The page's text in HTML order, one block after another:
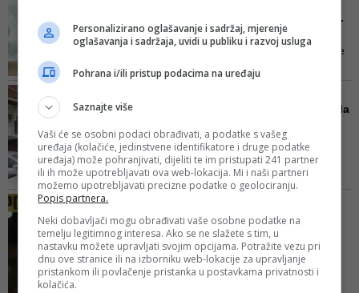
istinu o nesreći koju je i...
- Nećete me ućutkati ko god da
ste. Vi koji ovo radite zajebali ste
se ako mislite da je Srbija samo
25- godišnjakinja poginula
Među teško povrijeđenima je i
petogodišnje dijete, koje je u
teškom stanju
Na lažnoj saobraćajnoj
nesreći zaradili 10.400
KM:...
Policajci su, po dojavi da se
dogodila prometna nezgoda, na
Personalizirano oglašavanje i sadržaj, mjerenje
oglašavanja i sadržaja, uvidi u publiku i razvoj usluga
Pohrana i/ili pristup podacima na uređaju
Saznajte više
Vaši će se osobni podaci obrađivati, a podatke s vašeg
uređaja (kolačiće, jedinstvene identifikatore i druge podatke
uređaja) može pohranjivati, dijeliti te im pristupati 241 partner
ili ih može upotrebljavati ova web-lokacija. Mi i naši partneri
možemo upotrebljavati precizne podatke o geolociranju.
Popis partnera.
Neki dobavljači mogu obrađivati vaše osobne podatke na
temelju legitimnog interesa. Ako se ne slažete s tim, u
nastavku možete upravljati svojim opcijama. Potražite vezu pri
dnu ove stranice ili na izborniku web-lokacije za upravljanje
pristankom ili povlačenje pristanka u postavkama privatnosti i
kolačića.